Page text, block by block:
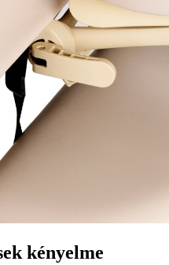
kényelme